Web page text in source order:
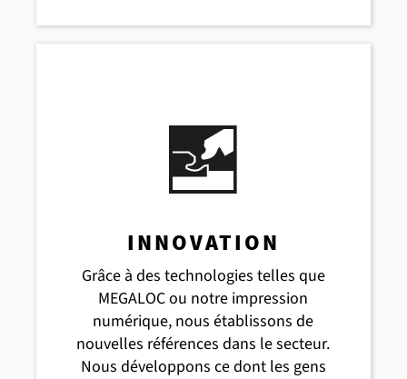
INNOVATION
Grâce à des technologies telles que
MEGALOC ou notre impression
numérique, nous établissons de
nouvelles références dans le secteur.
Nous développons ce dont les gens